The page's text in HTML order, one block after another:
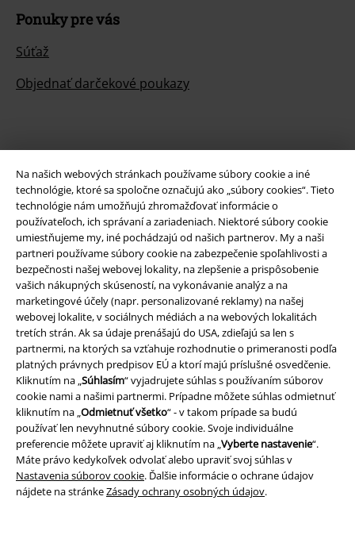
Na našich webových stránkach používame súbory cookie a iné
technológie, ktoré sa spoločne označujú ako „súbory cookies“. Tieto
technológie nám umožňujú zhromažďovať informácie o
používateľoch, ich správaní a zariadeniach. Niektoré súbory cookie
umiestňujeme my, iné pochádzajú od našich partnerov. My a naši
partneri používame súbory cookie na zabezpečenie spoľahlivosti a
bezpečnosti našej webovej lokality, na zlepšenie a prispôsobenie
vašich nákupných skúseností, na vykonávanie analýz a na
marketingové účely (napr. personalizované reklamy) na našej
webovej lokalite, v sociálnych médiách a na webových lokalitách
tretích strán. Ak sa údaje prenášajú do USA, zdieľajú sa len s
partnermi, na ktorých sa vzťahuje rozhodnutie o primeranosti podľa
platných právnych predpisov EÚ a ktorí majú príslušné osvedčenie.
Kliknutím na „Súhlasím“ vyjadrujete súhlas s používaním súborov
cookie nami a našimi partnermi. Prípadne môžete súhlas odmietnuť
kliknutím na „Odmietnuť všetko“ - v takom prípade sa budú
používať len nevyhnutné súbory cookie. Svoje individuálne
preferencie môžete upraviť aj kliknutím na „Vyberte nastavenie“.
Máte právo kedykoľvek odvolať alebo upraviť svoj súhlas v
Nastavenia súborov cookie. Ďalšie informácie o ochrane údajov
nájdete na stránkeZásady ochrany osobných údajov.
Ponuky pre vás
Súťaž
Objednať darčekové poukazy
O EMP
Udržateľnosť
Staňte sa súčasťou komunity!